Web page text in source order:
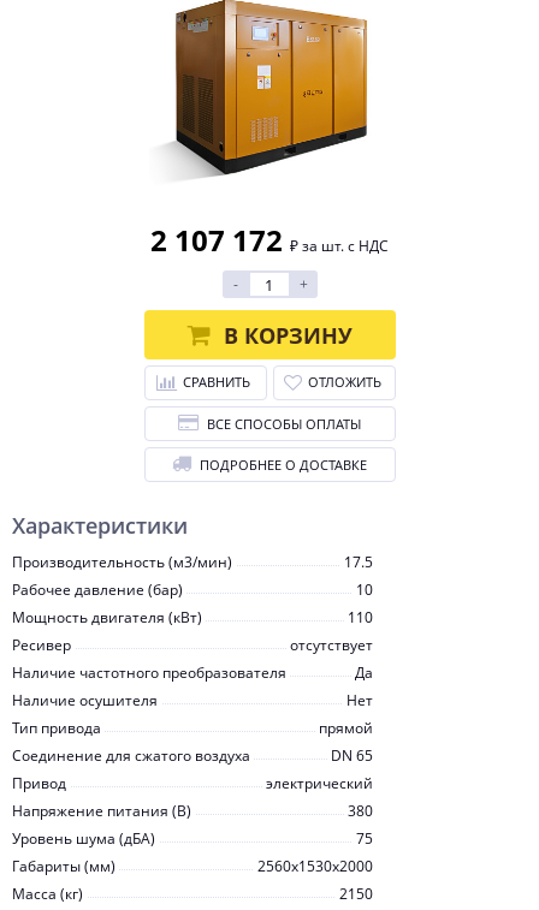
Характеристики
Производительность (м3/мин)
17.5
Рабочее давление (бар)
10
Мощность двигателя (кВт)
110
Ресивер
отсутствует
Наличие частотного преобразователя
Да
Наличие осушителя
Нет
Тип привода
прямой
Соединение для сжатого воздуха
DN 65
Привод
электрический
Напряжение питания (В)
380
Уровень шума (дБА)
75
Габариты (мм)
2560x1530x2000
Масса (кг)
2150
2 107 172 ₽ за шт. с НДС
-
+
В КОРЗИНУ
СРАВНИТЬ ОТЛОЖИТЬ
ВСЕ СПОСОБЫ ОПЛАТЫ
ПОДРОБНЕЕ О ДОСТАВКЕ